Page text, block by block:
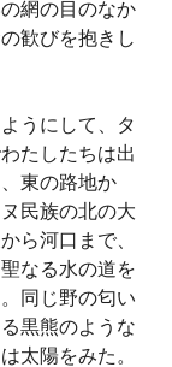
網の目のなか
歓びを抱きし
うにして、タ
たしたちは出
東の路地か
民族の北の大
ら河口まで、
なる水の道を
同じ野の匂い
黒熊のような
太陽をみた。